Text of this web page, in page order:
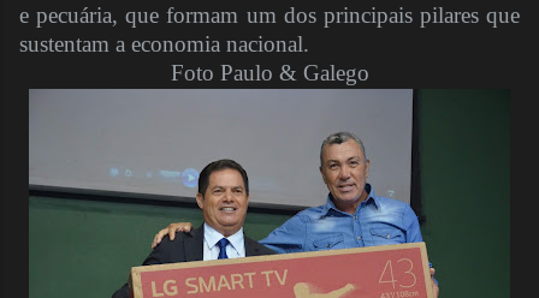
e pecuária, que formam um dos principais pilares que
sustentam a economia nacional.
Foto Paulo & Galego